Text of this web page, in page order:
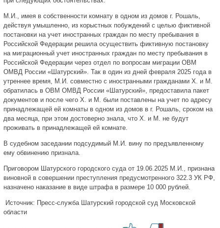
М.И., имея в собственности комнату в одном из домов г. Рошаль,
действуя умышленно, из корыстных побуждений с целью фиктивной
постановки на учет иностранных граждан по месту пребывания в
Российской Федерации решила осуществить фиктивную постановку
на миграционный учет иностранных граждан по месту пребывания в
Российской Федерации через отдел по вопросам миграции ОВМ
ОМВД России «Шатурский». Так в один из дней февраля 2025 года в
утреннее время, М.И. совместно с иностранными гражданами Х. и М.
обратилась в ОВМ ОМВД России «Шатурский», предоставила пакет
документов и после чего Х. и М. были поставлены на учет по адресу
принадлежащей ей комнаты в одном из домов в г. Рошаль, сроком на
два месяца, при этом достоверно знала, что Х. и М. не будут
проживать в принадлежащей ей комнате.
В судебном заседании подсудимый М.И. вину по предъявленному
ему обвинению признала.
Приговором Шатурского городского суда от 19.06.2025 М.И., признана
виновной в совершении преступления предусмотренного 322.3 УК РФ,
назначено наказание в виде штрафа в размере 10 000 рублей.
Источник: Пресс-служба Шатурский городской суд Московской
области